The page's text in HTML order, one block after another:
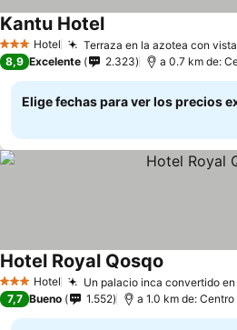
3 Estrellas
Hotel Terraza en la azotea con
Kantu Hotel
8,9 Excelente 2.323 a 0.7 km de:
Elige fechas para ver los precios
3 Estrellas
Hotel Un palacio inca convertido en
Hotel Royal Qosqo
7,7 Bueno 1.552 a 1.0 km de: